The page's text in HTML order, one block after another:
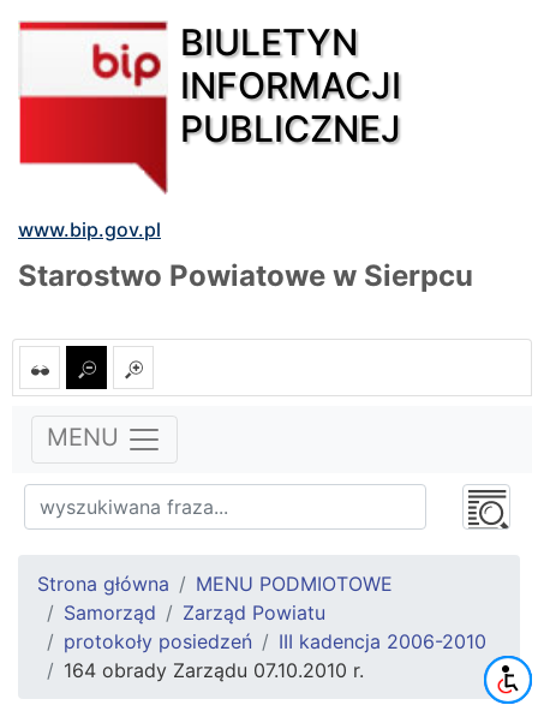
BIULETYN
INFORMACJI
PUBLICZNEJ
www.bip.gov.pl
Starostwo Powiatowe w Sierpcu
MENU
Strona główna
MENU PODMIOTOWE
Samorząd
Zarząd Powiatu
protokoły posiedzeń
III kadencja 2006-2010
164 obrady Zarządu 07.10.2010 r.